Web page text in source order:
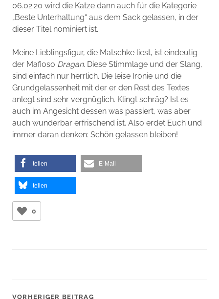
06.02.20 wird die Katze dann auch für die Kategorie
„Beste Unterhaltung“ aus dem Sack gelassen, in der
dieser Titel nominiert ist..
Meine Lieblingsfigur, die Matschke liest, ist eindeutig
der Mafioso Dragan. Diese Stimmlage und der Slang,
sind einfach nur herrlich. Die leise Ironie und die
Grundgelassenheit mit der er den Rest des Textes
anlegt sind sehr vergnüglich. Klingt schräg? Ist es
auch im Angesicht dessen was passiert, was aber
auch wunderbar erfrischend ist. Also erdet Euch und
immer daran denken: Schön gelassen bleiben!
teilen E-Mail
teilen
0
VORHERIGER BEITRAG